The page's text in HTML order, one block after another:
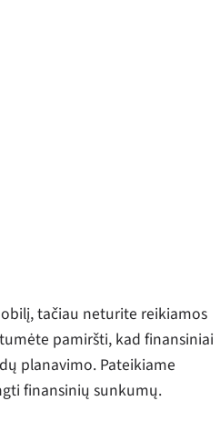
tačiau neturite reikiamos
pamiršti, kad finansiniai
planavimo. Pateikiame
finansinių sunkumų.